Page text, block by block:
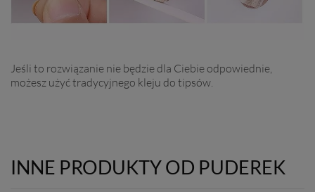
Jeśli to rozwiązanie nie będzie dla Ciebie odpowiednie,
możesz użyć tradycyjnego kleju do tipsów.
INNE PRODUKTY OD PUDEREK